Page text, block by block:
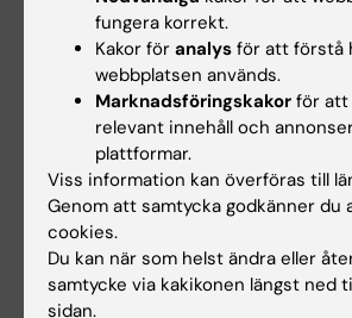
studenten deltagit i ett och
Inlämning av blank skrivning
examinationstillfälle.
vilket studenten anmält sig
räknas inte som
Om det föreligger särskilda
anpassning för student med
funktionsnedsättning, får
beslut om att frångå
fungera korrekt.
Kakor för analys för att förstå
webbplatsen används.
Marknadsföringskakor för att
relevant innehåll och
plattformar.
Viss information kan överföras till
Genom att samtycka godkänner du
cookies.
Du kan när som helst ändra eller
samtycke via kakikonen längst ned
sidan.